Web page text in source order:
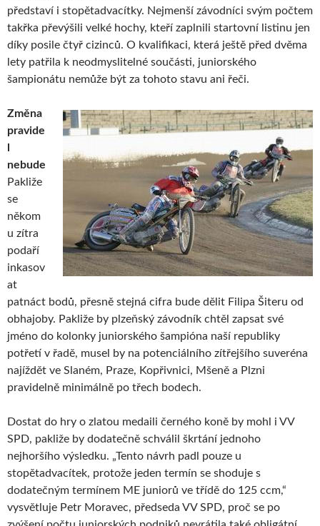
představí i stopětadvacítky. Nejmenší závodníci svým počtem
takřka převýšili velké hochy, kteří zaplnili startovní listinu jen
díky posile čtyř cizinců. O kvalifikaci, která ještě před dvěma
lety patřila k neodmyslitelné součásti, juniorského
šampionátu nemůže být za tohoto stavu ani řeči.
Změna
pravide
l
nebude
Pakliže
se
někom
u zítra
podaří
inkasov
at
patnáct bodů, přesně stejná cifra bude dělit Filipa Šiteru od
obhajoby. Pakliže by plzeňský závodník chtěl zapsat své
jméno do kolonky juniorského šampióna naší republiky
potřetí v řadě, musel by na potenciálního zítřejšího suveréna
najíždět ve Slaném, Praze, Kopřivnici, Mšeně a Plzni
pravidelně minimálně po třech bodech.
Dostat do hry o zlatou medaili černého koně by mohl i VV
SPD, pakliže by dodatečně schválil škrtání jednoho
nejhoršího výsledku. „Tento návrh padl pouze u
stopětadvacítek, protože jeden termín se shoduje s
dodatečným termínem ME juniorů ve třídě do 125 ccm,“
vysvětluje Petr Moravec, předseda VV SPD, proč se po